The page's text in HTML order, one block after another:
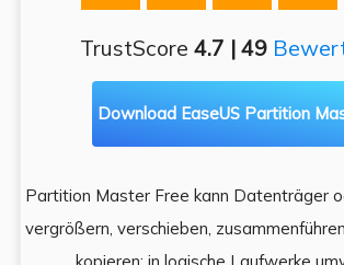
TrustScore 4.7 | 49
Download EaseUS Partition
Partition Master Free kann Datenträger
vergrößern, verschieben,
kopieren; in logische Laufwerke